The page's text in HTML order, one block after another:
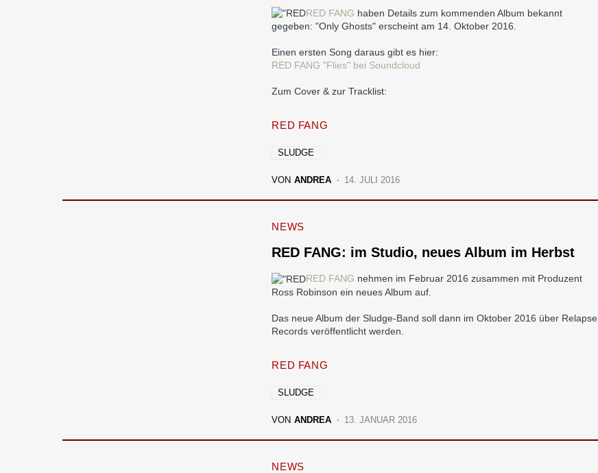
RED FANG haben Details zum kommenden Album bekannt
gegeben: "Only Ghosts" erscheint am 14. Oktober 2016.
Einen ersten Song daraus gibt es hier:
RED FANG "Flies" bei Soundcloud
Zum Cover & zur Tracklist:
RED FANG
SLUDGE
VON ANDREA 14. JULI 2016
NEWS
RED FANG: im Studio, neues Album im Herbst
RED FANG nehmen im Februar 2016 zusammen mit Produzent
Ross Robinson ein neues Album auf.
Das neue Album der Sludge-Band soll dann im Oktober 2016 über Relapse
Records veröffentlicht werden.
RED FANG
SLUDGE
VON ANDREA 13. JANUAR 2016
NEWS